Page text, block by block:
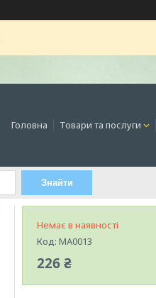
Головна Товари та послуги
Знайти
Немає в наявності
Код: MA0013
226 ₴